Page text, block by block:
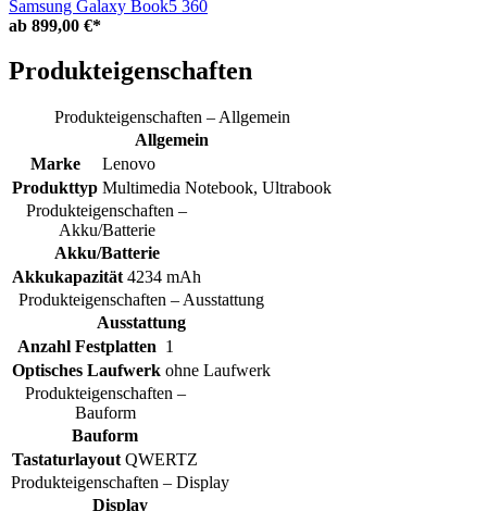
Samsung Galaxy Book5 360
ab 899,00 €*
Produkteigenschaften
Produkteigenschaften – Allgemein
Allgemein
Marke
Lenovo
Produkttyp Multimedia Notebook, Ultrabook
Produkteigenschaften –
Akku/Batterie
Akku/Batterie
Akkukapazität 4234 mAh
Produkteigenschaften – Ausstattung
Ausstattung
Anzahl Festplatten 1
Optisches Laufwerk ohne Laufwerk
Produkteigenschaften –
Bauform
Bauform
Tastaturlayout QWERTZ
Produkteigenschaften – Display
Display